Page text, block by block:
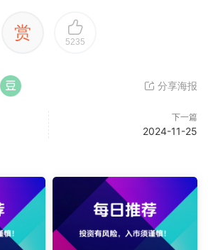
赏 5235
分享海报
下一篇
2024-11-25